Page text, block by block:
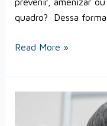
quadro? Dessa
Read More »